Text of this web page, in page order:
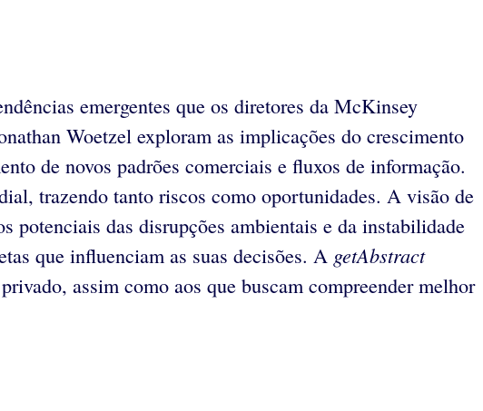
emergentes que os diretores da McKinsey
Woetzel exploram as implicações do crescimento
de novos padrões comerciais e fluxos de informação.
trazendo tanto riscos como oportunidades. A visão de
potenciais das disrupções ambientais e da instabilidade
que influenciam as suas decisões. A getAbstract
assim como aos que buscam compreender melhor